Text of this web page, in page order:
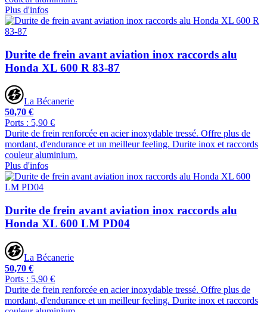
Plus d'infos
Durite de frein avant aviation inox raccords alu
Honda XL 600 R 83-87
La Bécanerie
50,70 €
Ports : 5,90 €
Durite de frein renforcée en acier inoxydable tressé. Offre plus de
mordant, d'endurance et un meilleur feeling. Durite inox et raccords
couleur aluminium.
Plus d'infos
Durite de frein avant aviation inox raccords alu
Honda XL 600 LM PD04
La Bécanerie
50,70 €
Ports : 5,90 €
Durite de frein renforcée en acier inoxydable tressé. Offre plus de
mordant, d'endurance et un meilleur feeling. Durite inox et raccords